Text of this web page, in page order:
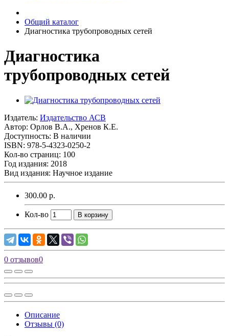
Общий каталог
Диагностика трубопроводных сетей
Диагностика
трубопроводных сетей
Издатель: Издательство АСВ
Автор: Орлов В.А., Хренов К.Е.
Доступность: В наличии
ISBN: 978-5-4323-0250-2
Кол-во страниц: 100
Год издания: 2018
Вид издания: Научное издание
300.00 р.
Кол-во В корзину
0 отзывов0
Описание
Отзывы (0)